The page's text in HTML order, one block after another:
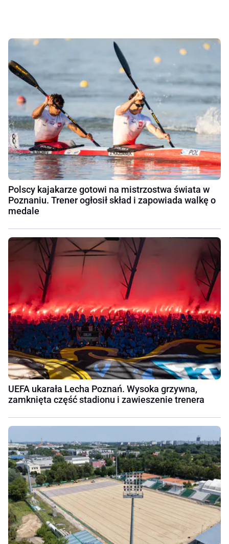
Polscy kajakarze gotowi na mistrzostwa świata w
Poznaniu. Trener ogłosił skład i zapowiada walkę o
medale
UEFA ukarała Lecha Poznań. Wysoka grzywna,
zamknięta część stadionu i zawieszenie trenera